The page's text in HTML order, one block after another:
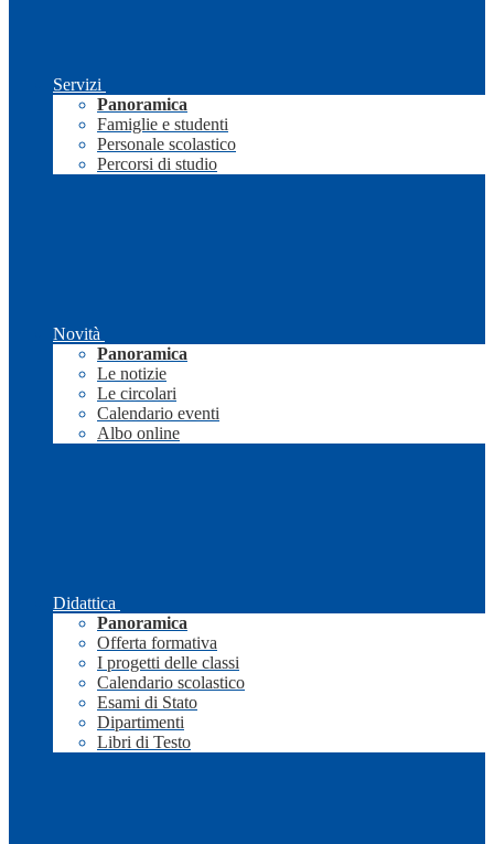
Servizi
Panoramica
Famiglie e studenti
Personale scolastico
Percorsi di studio
Novità
Panoramica
Le notizie
Le circolari
Calendario eventi
Albo online
Didattica
Panoramica
Offerta formativa
I progetti delle classi
Calendario scolastico
Esami di Stato
Dipartimenti
Libri di Testo